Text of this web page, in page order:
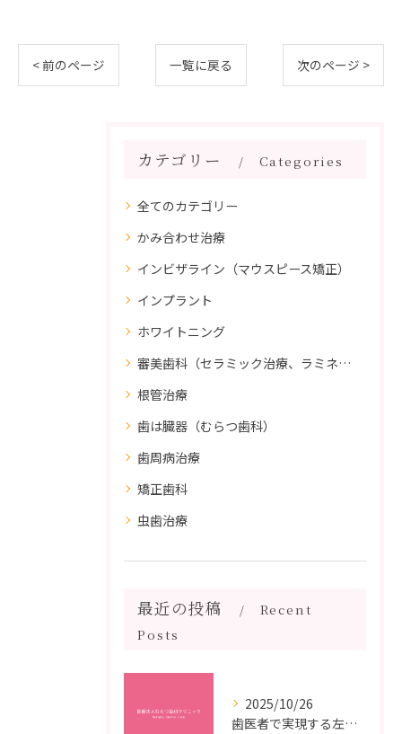
< 前のページ 一覧に戻る 次のページ >
カテゴリー Categories
全てのカテゴリー
かみ合わせ治療
インビザライン（マウスピース矯正）
インプラント
ホワイトニング
審美歯科（セラミック治療、ラミネートべニア、ダイレクトボンディング）
根管治療
歯は臓器（むらつ歯科）
歯周病治療
矯正歯科
虫歯治療
最近の投稿
Recent
Posts
2025/10/26
歯医者で実現する左右対称治療のポイントと矯正治療選びの疑問解決ガイド